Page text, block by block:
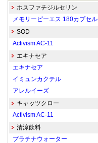
ホスファチジルセリン
メモリーピーエス 180カプセル
SOD
Activism AC-11
エキナセア
エキナセア
イミュンカクテル
アレルイーズ
キャッツクロー
Activism AC-11
清涼飲料
プラチナウォーター